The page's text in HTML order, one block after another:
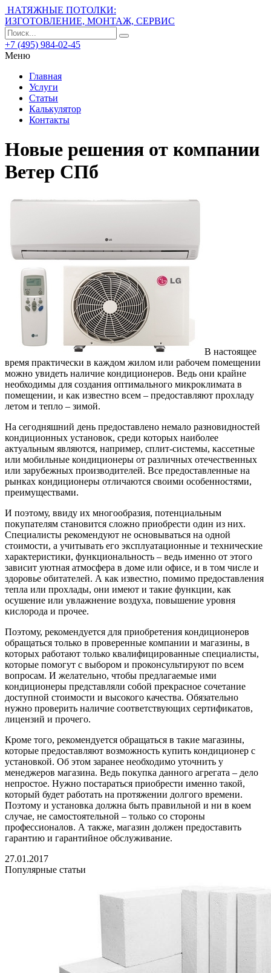
НАТЯЖНЫЕ ПОТОЛКИ:
ИЗГОТОВЛЕНИЕ, МОНТАЖ, СЕРВИС
+7 (495) 984-02-45
Меню
Главная
Услуги
Статьи
Калькулятор
Контакты
Новые решения от компании
Ветер СПб
В настоящее
время практически в каждом жилом или рабочем помещении
можно увидеть наличие кондиционеров. Ведь они крайне
необходимы для создания оптимального микроклимата в
помещении, и как известно всем – предоставляют прохладу
летом и тепло – зимой.
На сегодняшний день предоставлено немало разновидностей
кондиционных установок, среди которых наиболее
актуальным являются, например, сплит-системы, кассетные
или мобильные кондиционеры от различных отечественных
или зарубежных производителей. Все предоставленные на
рынках кондиционеры отличаются своими особенностями,
преимуществами.
И поэтому, ввиду их многообразия, потенциальным
покупателям становится сложно приобрести один из них.
Специалисты рекомендуют не основываться на одной
стоимости, а учитывать его эксплуатационные и технические
характеристики, функциональность – ведь именно от этого
зависит уютная атмосфера в доме или офисе, и в том числе и
здоровье обитателей. А как известно, помимо предоставления
тепла или прохлады, они имеют и такие функции, как
осушение или увлажнение воздуха, повышение уровня
кислорода и прочее.
Поэтому, рекомендуется для приобретения кондиционеров
обращаться только в проверенные компании и магазины, в
которых работают только квалифицированные специалисты,
которые помогут с выбором и проконсультируют по всем
вопросам. И желательно, чтобы предлагаемые ими
кондиционеры представляли собой прекрасное сочетание
доступной стоимости и высокого качества. Обязательно
нужно проверить наличие соответствующих сертификатов,
лицензий и прочего.
Кроме того, рекомендуется обращаться в такие магазины,
которые предоставляют возможность купить кондиционер с
установкой. Об этом заранее необходимо уточнить у
менеджеров магазина. Ведь покупка данного агрегата – дело
непростое. Нужно постараться приобрести именно такой,
который будет работать на протяжении долгого времени.
Поэтому и установка должна быть правильной и ни в коем
случае, не самостоятельной – только со стороны
профессионалов. А также, магазин должен предоставить
гарантию и гарантийное обслуживание.
27.01.2017
Популярные статьи